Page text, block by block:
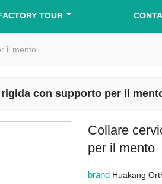
TOUR
il mento
con supporto per il
Collare
per il mento
brand Huakang